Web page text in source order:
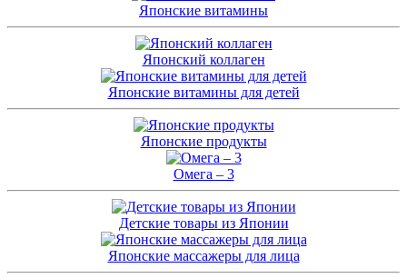
Японские витамины
Японский коллаген
Японские витамины для детей
Японские продукты
Омега – 3
Детские товары из Японии
Японские массажеры для лица